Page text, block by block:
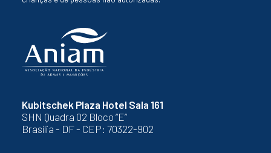
Kubitschek Plaza Hotel Sala 161
SHN Quadra 02 Bloco “E”
Brasília - DF - CEP: 70322-902